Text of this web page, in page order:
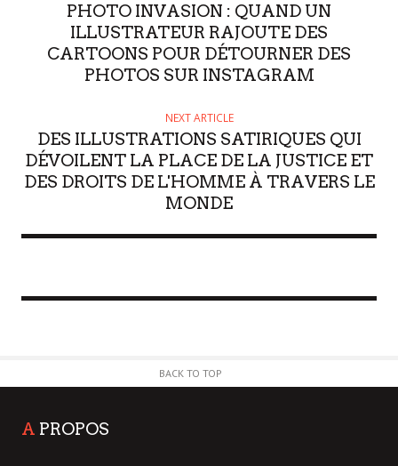
PHOTO INVASION : QUAND UN
ILLUSTRATEUR RAJOUTE DES
CARTOONS POUR DÉTOURNER DES
PHOTOS SUR INSTAGRAM
NEXT ARTICLE
DES ILLUSTRATIONS SATIRIQUES QUI
DÉVOILENT LA PLACE DE LA JUSTICE ET
DES DROITS DE L'HOMME À TRAVERS LE
MONDE
BACK TO TOP
A PROPOS